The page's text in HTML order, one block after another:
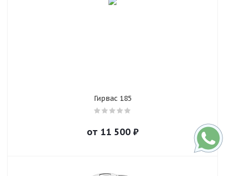
Гирвас 185
от 11 500₽